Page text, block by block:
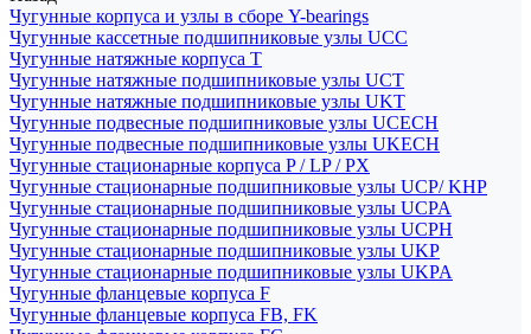
Чугунные корпуса и узлы в сборе Y-bearings
Чугунные кассетные подшипниковые узлы UCC
Чугунные натяжные корпуса T
Чугунные натяжные подшипниковые узлы UCT
Чугунные натяжные подшипниковые узлы UKT
Чугунные подвесные подшипниковые узлы UCECH
Чугунные подвесные подшипниковые узлы UKECH
Чугунные стационарные корпуса P / LP / PX
Чугунные стационарные подшипниковые узлы UCP/ KHP
Чугунные стационарные подшипниковые узлы UCPA
Чугунные стационарные подшипниковые узлы UCPH
Чугунные стационарные подшипниковые узлы UKP
Чугунные стационарные подшипниковые узлы UKPA
Чугунные фланцевые корпуса F
Чугунные фланцевые корпуса FB, FK